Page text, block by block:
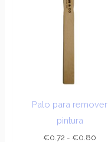
Palo para remover
pintura
€0.72 - €0.80